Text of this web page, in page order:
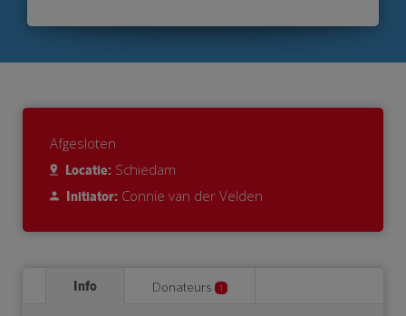
Afgesloten
Locatie: Schiedam
Initiator: Connie van der Velden
Info Donateurs 1